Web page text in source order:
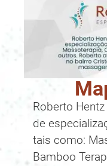
Roberto
de
tais como:
Bamboo